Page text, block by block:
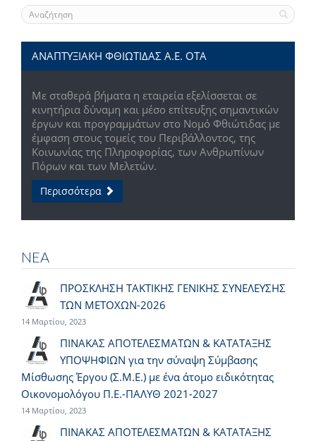
ΑΝΑΠΤΥΞΙΑΚΗ ΦΘΙΩΤΙΔΑΣ Α.Ε. ΟΤΑ
Με σταθερά βήματα η εταιρεία εξελίσσεται σε
κινητήρια δύναμη και μέσο επίτευξης σημαντικών
έργων και προγραμμάτων στο Νομό Φθιώτιδας με
έμφαση στους τομείς του Περιβάλλοντος, της
Κοινωνίας της Πληροφορίας, των Ανθρωπίνων
Πόρων και των Μελετών.
Περισσότερα
ΝΕΑ
ΠΡΟΣΚΛΗΣΗ ΤΑΚΤΙΚΗΣ ΓΕΝΙΚΗΣ ΣΥΝΕΛΕΥΣΗΣ
ΤΩΝ ΜΕΤΟΧΩΝ-2026
14 Μαρτίου, 2023
ΠΙΝΑΚΑΣ ΑΠΟΤΕΛΕΣΜΑΤΩΝ & ΚΑΤΑΤΑΞΗΣ
ΥΠΟΨΗΦΙΩΝ για την σύναψη Σύμβασης
Μίσθωσης Έργου (Σ.Μ.Ε.) με ένα άτομο ειδικότητας
Οικονομολόγου Π.Ε.-ΠΑΛΥΘ 2021-2027
14 Μαρτίου, 2023
ΠΙΝΑΚΑΣ ΑΠΟΤΕΛΕΣΜΑΤΩΝ & ΚΑΤΑΤΑΞΗΣ